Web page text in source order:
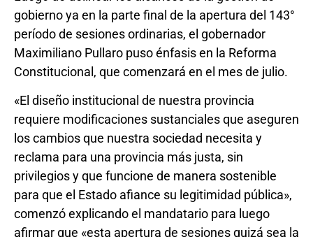
gobierno ya en la parte final de la apertura del 143°
período de sesiones ordinarias, el gobernador
Maximiliano Pullaro puso énfasis en la Reforma
Constitucional, que comenzará en el mes de julio.
«El diseño institucional de nuestra provincia
requiere modificaciones sustanciales que aseguren
los cambios que nuestra sociedad necesita y
reclama para una provincia más justa, sin
privilegios y que funcione de manera sostenible
para que el Estado afiance su legitimidad pública»,
comenzó explicando el mandatario para luego
afirmar que «esta apertura de sesiones quizá sea la